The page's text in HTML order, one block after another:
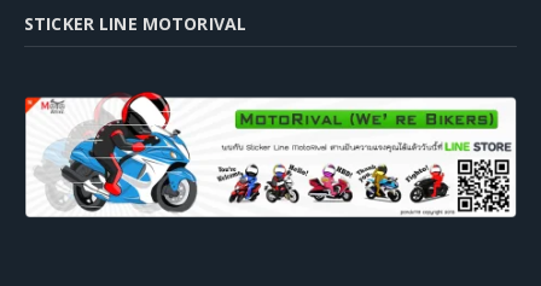
STICKER LINE MOTORIVAL